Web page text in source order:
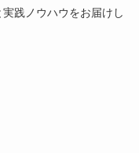
践ノウハウをお届けし